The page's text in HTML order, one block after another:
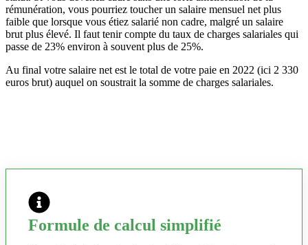
rémunération, vous pourriez toucher un salaire mensuel net plus
faible que lorsque vous étiez salarié non cadre, malgré un salaire
brut plus élevé. Il faut tenir compte du taux de charges salariales qui
passe de 23% environ à souvent plus de 25%.
Au final votre salaire net est le total de votre paie en 2022 (ici 2 330
euros brut) auquel on soustrait la somme de charges salariales.
Formule de calcul simplifié